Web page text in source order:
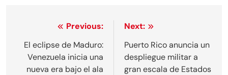
Navegación
de
entradas
Previous:
El eclipse de Maduro:
Venezuela inicia una
nueva era bajo el ala
Next:
Puerto Rico anuncia un
despliegue militar a
gran escala de Estados